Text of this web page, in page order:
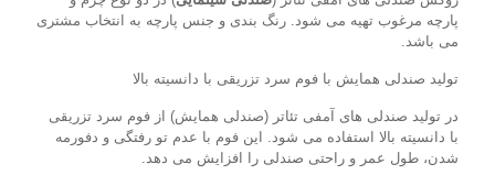
پارچه مرغوب تهیه می شود. رنگ بندی و جنس پارچه به انتخاب مشتری
می باشد.
تولید صندلی همایش با فوم سرد تزریقی با دانسیته بالا
در تولید صندلی های آمفی تئاتر (صندلی همایش) از فوم سرد تزریقی
با دانسیته بالا استفاده می شود. این فوم با عدم تو رفتگی و دفورمه
شدن، طول عمر و راحتی صندلی را افزایش می دهد.